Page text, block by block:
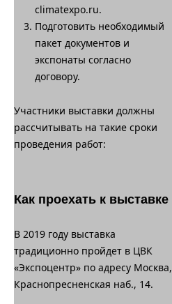
climatexpo.ru.
Подготовить необходимый
пакет документов и
экспонаты согласно
договору.
Участники выставки должны
рассчитывать на такие сроки
проведения работ:
Как проехать к выставке
В 2019 году выставка
традиционно пройдет в ЦВК
«Экспоцентр» по адресу Москва,
Краснопресненская наб., 14.